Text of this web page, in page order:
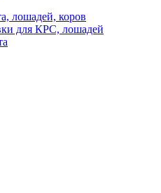
лошадей, коров
для КРС, лошадей